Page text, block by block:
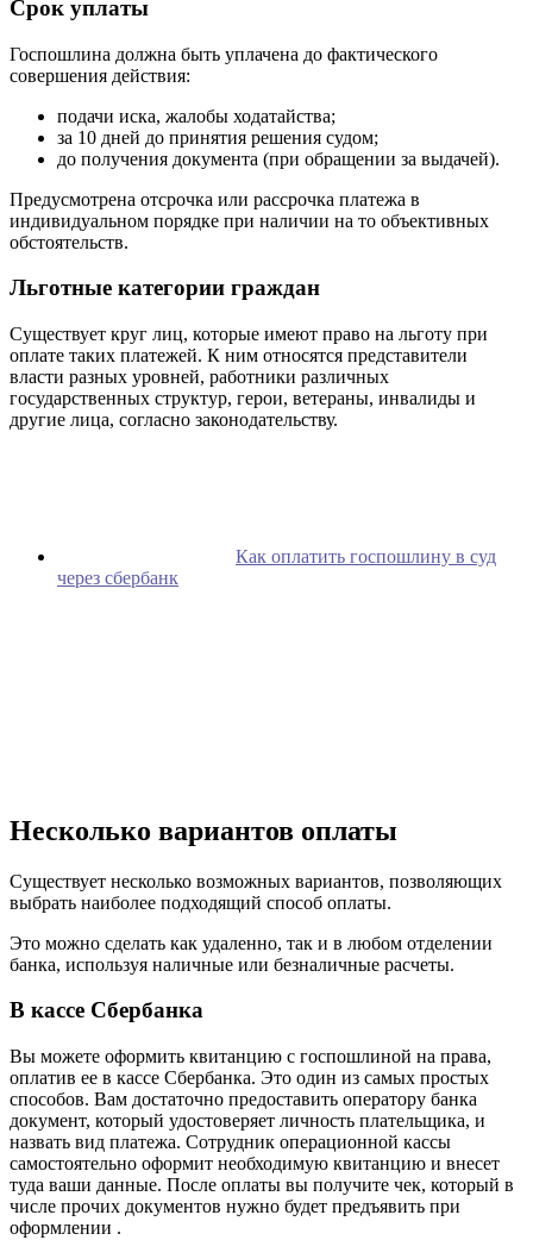
Срок уплаты
Госпошлина должна быть уплачена до фактического
совершения действия:
подачи иска, жалобы ходатайства;
за 10 дней до принятия решения судом;
до получения документа (при обращении за выдачей).
Предусмотрена отсрочка или рассрочка платежа в
индивидуальном порядке при наличии на то объективных
обстоятельств.
Льготные категории граждан
Существует круг лиц, которые имеют право на льготу при
оплате таких платежей. К ним относятся представители
власти разных уровней, работники различных
государственных структур, герои, ветераны, инвалиды и
другие лица, согласно законодательству.
Как оплатить госпошлину в суд
через сбербанк
Несколько вариантов оплаты
Существует несколько возможных вариантов, позволяющих
выбрать наиболее подходящий способ оплаты.
Это можно сделать как удаленно, так и в любом отделении
банка, используя наличные или безналичные расчеты.
В кассе Сбербанка
Вы можете оформить квитанцию с госпошлиной на права,
оплатив ее в кассе Сбербанка. Это один из самых простых
способов. Вам достаточно предоставить оператору банка
документ, который удостоверяет личность плательщика, и
назвать вид платежа. Сотрудник операционной кассы
самостоятельно оформит необходимую квитанцию и внесет
туда ваши данные. После оплаты вы получите чек, который в
числе прочих документов нужно будет предъявить при
оформлении .